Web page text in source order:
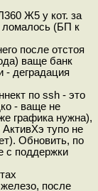
Ж5 у кот. за
ломалось (БП к
после отстоя
ваще банк
- деградация
по ssh - это
- ваще не
графика нужна),
тупо не
Обновить, по
с поддержки
после